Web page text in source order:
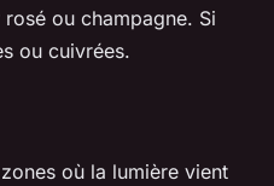
ou champagne. Si
ou cuivrées.
où la lumière vient